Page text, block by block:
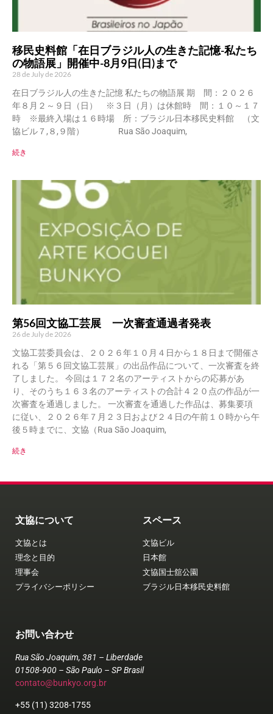
移民史料館「在日ブラジル人の生きた記憶-私たち
の物語展」開催中-8月9日(日)まで
28 de July de 2026
在日ブラジル人の生きた記憶 私たちの物語展 期 間：２０２６
年８月２～９日（日） ※３日（月）は休館時 間：１０～１７
時 ※最終入場は１６時場 所：ブラジル日本移民史料館 （文
協ビル７,８,９階） Rua São Joaquim,
続き
第56回文協工芸展 一次審査通過者発表
26 de July de 2026
文協工芸委員会は、２０２６年１０月４日から１８日まで開催さ
れる「第５６回文協工芸展」の出品作品について、一次審査を終
了しました。 今回は１７２名のアーティストからの応募があ
り、そのうち１６３名のアーティストの合計４２０点の作品が一
次審査を通過しました。 一次審査を通過した作品は、募集要項
に従い、２０２６年７月２３日および２４日の午前１０時から午
後５時までに、文協（Rua São Joaquim,
続き
文協について
文協とは
理念と目的
理事会
プライバシーポリシー
スペース
文協ビル
日本館
文協国士舘公園
ブラジル日本移民史料館
お問い合わせ
Rua São Joaquim, 381 – Liberdade
01508-900 – São Paulo – SP Brasil
contato@bunkyo.org.br
+55 (11) 3208-1755